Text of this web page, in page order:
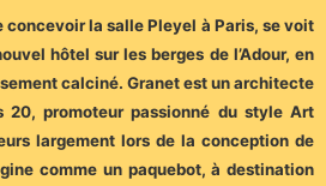
concevoir la salle Pleyel à Paris, se voit
hôtel sur les berges de l’Adour, en
calciné. Granet est un architecte
20, promoteur passionné du style Art
largement lors de la conception de
comme un paquebot, à destination